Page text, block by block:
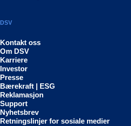
DSV
Kontakt oss
Om DSV
Karriere
Investor
Presse
Bærekraft | ESG
Reklamasjon
Support
Nyhetsbrev
Retningslinjer for sosiale medier